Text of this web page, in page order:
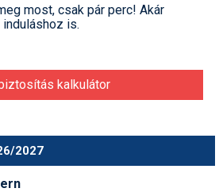
most, csak pár perc! Akár
induláshoz is.
kalkulátor
2027